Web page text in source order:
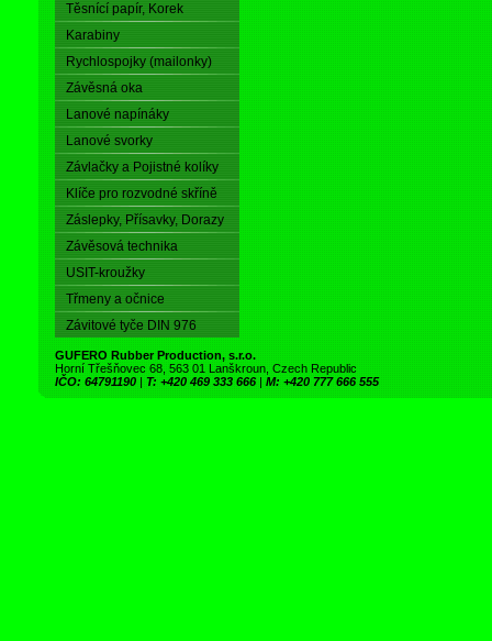
Těsnící papír, Korek
Karabiny
Rychlospojky (mailonky)
Závěsná oka
Lanové napínáky
Lanové svorky
Závlačky a Pojistné kolíky
Klíče pro rozvodné skříně
Záslepky, Přísavky, Dorazy
Závěsová technika
USIT-kroužky
Třmeny a očnice
Závitové tyče DIN 976
GUFERO Rubber Production, s.r.o.
Horní Třešňovec 68, 563 01 Lanškroun, Czech Republic
IČO: 64791190 | T: +420 469 333 666 | M: +420 777 666 555